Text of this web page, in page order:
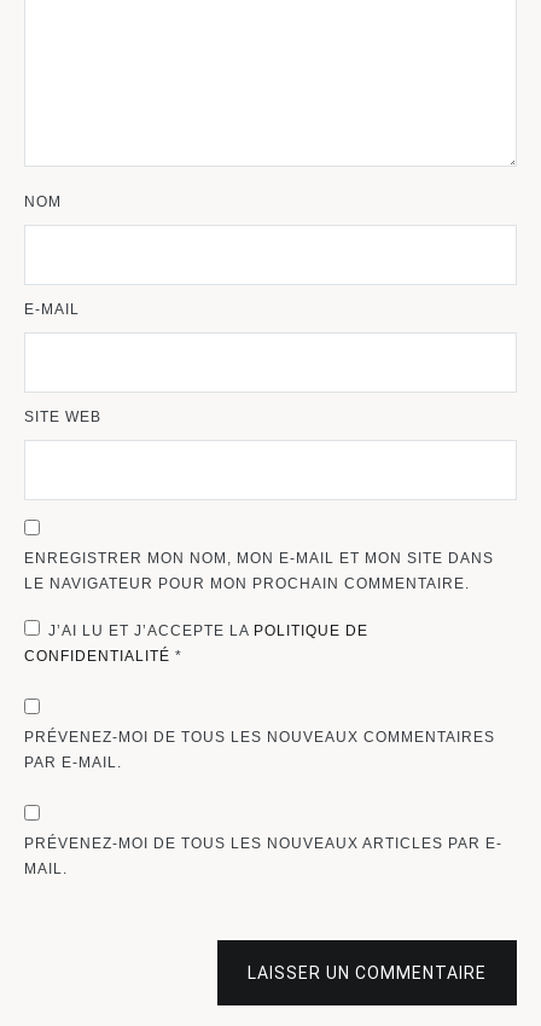
NOM
E-MAIL
SITE WEB
ENREGISTRER MON NOM, MON E-MAIL ET MON SITE DANS
LE NAVIGATEUR POUR MON PROCHAIN COMMENTAIRE.
J’AI LU ET J’ACCEPTE LA POLITIQUE DE
CONFIDENTIALITÉ *
PRÉVENEZ-MOI DE TOUS LES NOUVEAUX COMMENTAIRES
PAR E-MAIL.
PRÉVENEZ-MOI DE TOUS LES NOUVEAUX ARTICLES PAR E-
MAIL.
LAISSER UN COMMENTAIRE